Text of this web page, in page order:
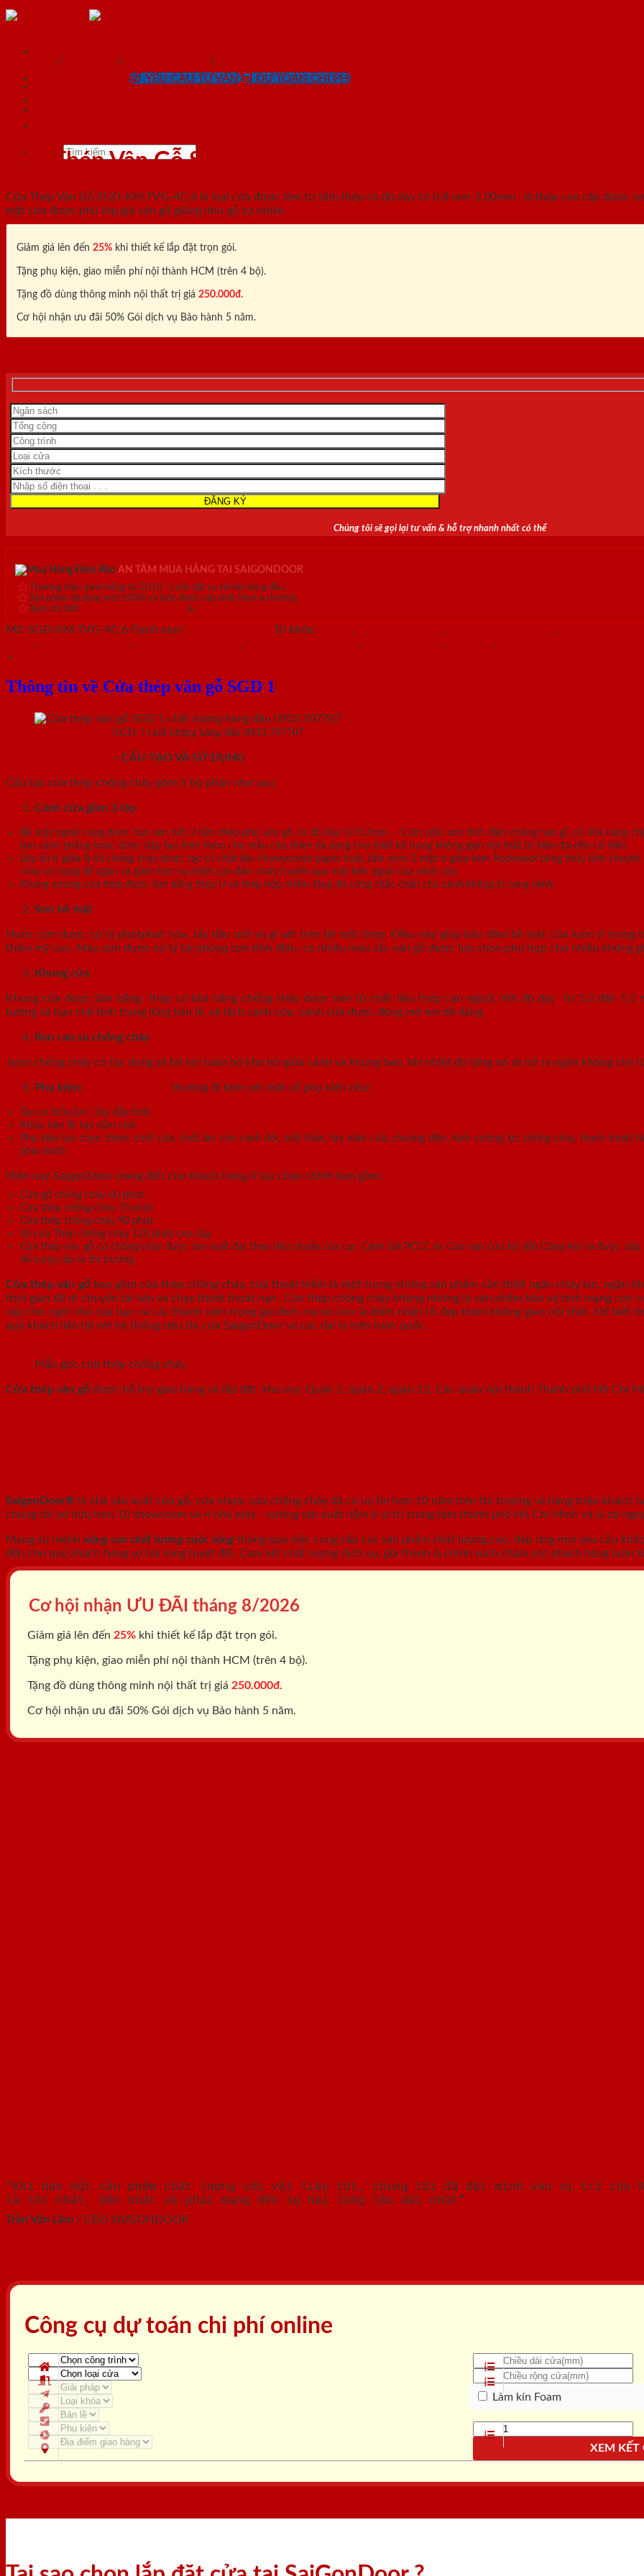
Skip
YÊU CẦU TƯ VẤN DỰ TOÁN CHI PHÍ
Tìm
/ / /
Cửa Thép Vân Gỗ SGD-KM.TVG-4C.6
Cửa Thép Vân Gỗ SGD-KM.TVG-4C.6 là loại cửa được làm từ tấm thép có độ dày từ 0,8 mm-1.00mm , là thép cao cấp được
mặt cửa được phủ lớp giả vân gỗ giống như gỗ tự nhiên
Giảm giá lên đến 25% khi thiết kế lắp đặt trọn gói.
Tặng phụ kiện, giao miễn phí nội thành HCM (trên 4 bộ).
Tặng đồ dùng thông minh nội thất trị giá 250.000đ.
Cơ hội nhận ưu đãi 50% Gói dịch vụ Bảo hành 5 năm.
Chúng tôi sẽ gọi lại tư vấn & hỗ trợ nhanh nhất có thể
AN TÂM MUA HÀNG TẠI SAIGONDOOR
Thương hiệu danh tiếng từ 2010 - Luôn đặt uy tín lên hàng đầu.
Sản phẩm đa dạng mới 100% và luôn được cập nhật theo xu hướng.
Xem chi tiết:
&
Mã: SGD-KM.TVG-4C.6 Danh mục: Từ khóa: , , ,
, , , , , ,
Thông tin về Cửa thép vân gỗ SGD 1
SGD 1 chất lượng hàng đầu 0933.707707
– CẤU TẠO VÀ SỬ DỤNG
Cấu tạo cửa thép chống cháy gồm 5 bộ phận như sau:
Cánh cửa gồm 3 lớp
Bề mặt ngoài cùng được tạo nên bởi 2 tấm thép phủ vân gỗ có độ dày từ 0.7mm – 1.2m phủ sơn tĩnh điện chống han gỉ, có khả năng
làm cánh phẳng hoặc được dập tạo hình Pano cho mẫu cửa thêm đa dạng cho thiết kế trong không gian nội thất từ hiện đại đến cổ điển.
Lớp lõi ở giữa là lõi chống cháy được tạo từ chất liệu Honeycomb paper hoặc tấm eron 2 mặt ở giữa kèm Rockwool bông thủy tinh
cháy sử dụng để ngăn và giảm bức xạ nhiệt của đám cháy truyền qua mặt bên ngoài của cánh cửa.
Khung xương cửa thép được làm bằng thép U và thép hộp nhằm tăng độ cứng chắc chắn cho cánh không bị cong vênh.
Sơn bề mặt
Nước sơn được xử lý photphat hóa, tẩy dầu mỡ và gỉ sét trên bề mặt thép. Điều này giúp bảo đảm bề mặt cửa luôn ở
thẩm mỹ cao. Màu sơn được xử lý tại phòng sơn tĩnh điện, có nhiều màu sắc vân gỗ được lựa chọn phù hợp cho nhiều không
Khung cửa
Khung cửa được làm bằng thép có khả năng chống cháy được làm từ chất liệu thép cán nguội. Với độ dày từ 1,2 đến 1,5
tường và hạn chế tình trạng lỏng bản lề, xệ lệch cánh cửa, cánh cửa được đóng mở em dễ dàng.
Ron cao su chống cháy
Joint chống cháy có tác dụng sẽ bít kín toàn bộ khe hở giữa cánh và khung bao, khi nhiệt độ tăng nó sẽ nở ra ngăn không cho
Phụ kiện: thường đi kèm với một số phụ kiện như:
Tay co thủy lực ( tay đẩy hơi),
Khóa, bản lề, tay nắm cửa
Phụ kiện lựa chọn thêm: chốt cửa, chốt âm cho cánh đôi, mắt thần, tay nắm cửa, chuông điện, kính cường lực chống cháy, thanh thoát
phía dưới)
Hiện nay SaigonDoor mang đến cho khách hàng 4 lựa chọn chính bao gồm:
Cửa gỗ chống cháy 60 phút.
Cửa thép chống cháy 70 phút
Cửa thép chống cháy 90 phút
Và cửa Thép chống cháy 120 phút cao cấp.
Cửa thép vân gỗ có chống cháy được sản xuất đạt theo tiêu chuẩn của cục Cảnh Sát PCCC và Cứu nạn cứu hộ (Bộ Công An) và được
để cung cấp ra thị trường.
Cửa thép vân gỗbao gồm cửa thép chống cháy, cửa thoát hiểm là một trong những sản phẩm cần thiết ngăn cháy lan, ngăn
thời gian để di chuyển tài sản và chạy thoát thoát nạn. Cửa thép chống cháy không những là sản phẩm bảo vệ tính mạng con
cấp cho ngôi nhà của bạn và các thành viên trong gia đình mà nó còn là điểm nhấn tô đẹp thêm không gian nội thất. Để biết
quý khách liên hệ với hệ thống siêu thị cửa SaigonDoor và các đại lý trên toàn quốc.
Mẫu góc cửa thép chống cháy
Cửa thép vân gỗ được hỗ trợ giao hàng và lắp đặt khu vực Quận 1, quận 2, quận 12, Các quận nội thành Thành phố Hồ Chí
SaigonDoor® là nhà sản xuất cửa gỗ, cửa nhựa, cửa chống cháy đã có uy tín hơn 10 năm trên thị trường và hàng triệu khách
chúng tôi sở hữu hơn 10 showroom và 4 nhà máy - xưởng sản xuất nằm ở vị trí trung tâm thành phố Hồ Chí Minh và & tại
Mang sứ mệnh nâng cao chất lượng cuộc sống thông qua việc cung cấp các sản phẩm chất lượng cao, đáp ứng mọi yêu cầu
đến cho quý khách hàng sự hài lòng tuyệt đối. Cam kết chất lượng dịch vụ, giá thành & chính sách chăm sóc khách hàng luôn
Cơ hội nhận ƯU ĐÃI tháng 8/2026
Giảm giá lên đến 25% khi thiết kế lắp đặt trọn gói.
Tặng phụ kiện, giao miễn phí nội thành HCM (trên 4 bộ).
Tặng đồ dùng thông minh nội thất trị giá 250.000đ.
Cơ hội nhận ưu đãi 50% Gói dịch vụ Bảo hành 5 năm.
"Khi bán một sản phẩm chất lượng với vật liệu tốt, chúng tôi đã đặt mình vào vị trí của
là tốt nhất, bền nhất và phải mang đến sự hài lòng lâu dài nhất"
Trần Văn Lãm / CEO SAIGONDOOR
Công cụ dự toán chi phí online
Làm kín Foam
XEM KẾT